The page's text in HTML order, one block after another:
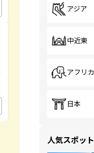
アジア
中近東
アフリカ
日本
人気スポット